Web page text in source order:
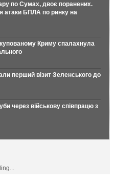
по Сумах, двоє поранених.
атаки БПЛА по ринку на
Криму спалахнула
перший візит Зеленського до
через військову співпрацю з